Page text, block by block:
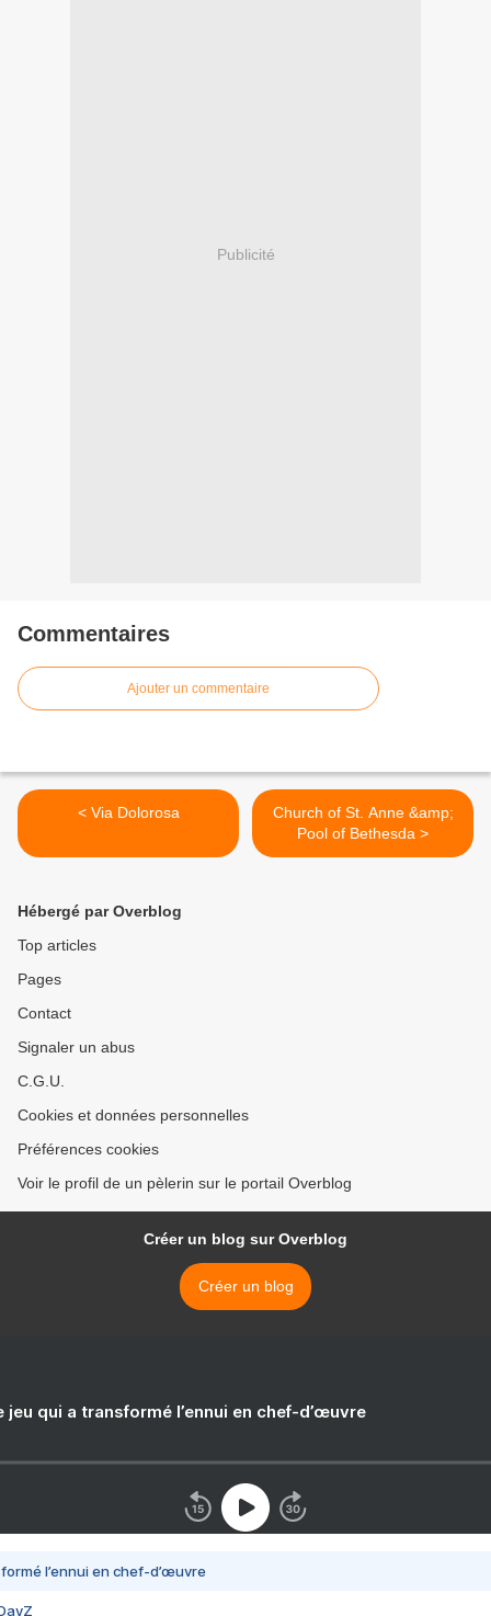
Publicité
Commentaires
Ajouter un commentaire
< Via Dolorosa
Church of St. Anne &amp;
Pool of Bethesda >
Hébergé par Overblog
Top articles
Pages
Contact
Signaler un abus
C.G.U.
Cookies et données personnelles
Préférences cookies
Voir le profil de un pèlerin sur le portail Overblog
Créer un blog sur Overblog
Créer un blog
jeu qui a transformé l’ennui en chef-d’œuvre
l’ennui en chef-d’œuvre